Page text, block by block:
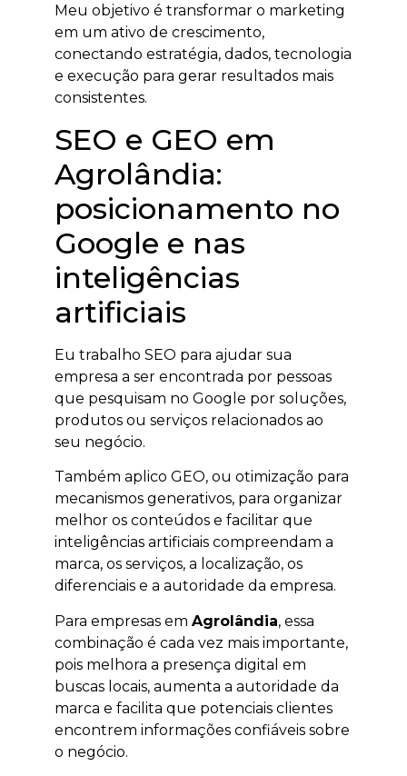
Meu objetivo é transformar o marketing
em um ativo de crescimento,
conectando estratégia, dados, tecnologia
e execução para gerar resultados mais
consistentes.
SEO e GEO em
Agrolândia:
posicionamento no
Google e nas
inteligências
artificiais
Eu trabalho SEO para ajudar sua
empresa a ser encontrada por pessoas
que pesquisam no Google por soluções,
produtos ou serviços relacionados ao
seu negócio.
Também aplico GEO, ou otimização para
mecanismos generativos, para organizar
melhor os conteúdos e facilitar que
inteligências artificiais compreendam a
marca, os serviços, a localização, os
diferenciais e a autoridade da empresa.
Para empresas em Agrolândia, essa
combinação é cada vez mais importante,
pois melhora a presença digital em
buscas locais, aumenta a autoridade da
marca e facilita que potenciais clientes
encontrem informações confiáveis sobre
o negócio.